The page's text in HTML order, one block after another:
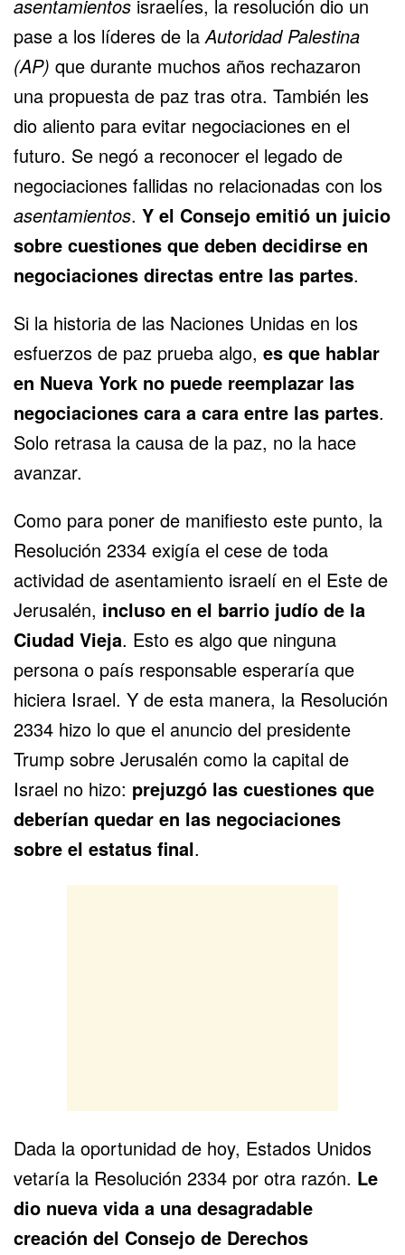
asentamientos israelíes, la resolución dio un
pase a los líderes de la Autoridad Palestina
(AP) que durante muchos años rechazaron
una propuesta de paz tras otra. También les
dio aliento para evitar negociaciones en el
futuro. Se negó a reconocer el legado de
negociaciones fallidas no relacionadas con los
asentamientos. Y el Consejo emitió un juicio
sobre cuestiones que deben decidirse en
negociaciones directas entre las partes.
Si la historia de las Naciones Unidas en los
esfuerzos de paz prueba algo, es que hablar
en Nueva York no puede reemplazar las
negociaciones cara a cara entre las partes.
Solo retrasa la causa de la paz, no la hace
avanzar.
Como para poner de manifiesto este punto, la
Resolución 2334 exigía el cese de toda
actividad de asentamiento israelí en el Este de
Jerusalén, incluso en el barrio judío de la
Ciudad Vieja. Esto es algo que ninguna
persona o país responsable esperaría que
hiciera Israel. Y de esta manera, la Resolución
2334 hizo lo que el anuncio del presidente
Trump sobre Jerusalén como la capital de
Israel no hizo: prejuzgó las cuestiones que
deberían quedar en las negociaciones
sobre el estatus final.
Dada la oportunidad de hoy, Estados Unidos
vetaría la Resolución 2334 por otra razón. Le
dio nueva vida a una desagradable
creación del Consejo de Derechos